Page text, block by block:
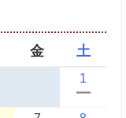
金 土
1
ー